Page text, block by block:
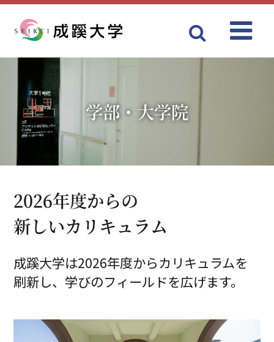
学部・大学院
2026年度からの
新しいカリキュラム
成蹊大学は2026年度からカリキュラムを
刷新し、学びのフィールドを広げます。